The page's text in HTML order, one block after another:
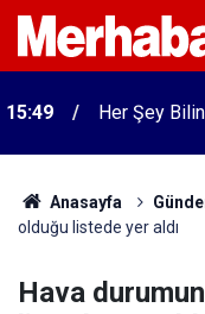
15:49 Her Şey
Anasayfa
olduğu listede yer aldı
Hava